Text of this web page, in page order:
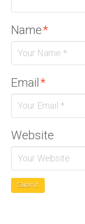
Name*
Email*
Website